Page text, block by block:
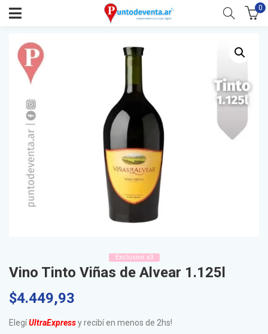
0
Exclusivo x3
Vino Tinto Viñas de Alvear 1.125l
$4.449,93
ElegíUltraExpressy recibí en menos de 2hs!